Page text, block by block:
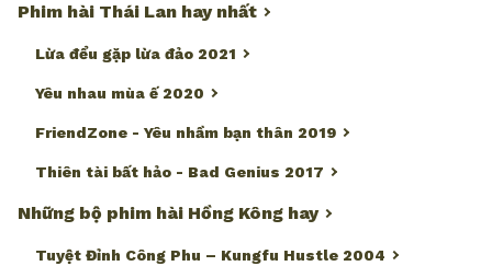
Phim hài Thái Lan hay nhất
Lừa đểu gặp lừa đảo 2021
Yêu nhau mùa ế 2020
FriendZone - Yêu nhầm bạn thân 2019
Thiên tài bất hảo - Bad Genius 2017
Những bộ phim hài Hồng Kông hay
Tuyệt Đỉnh Công Phu – Kungfu Hustle 2004